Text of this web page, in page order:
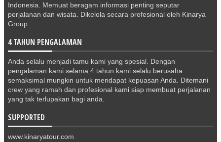
Indonesia. Memuat beragam informasi penting seputar
perjalanan dan wisata. Dikelola secara profesional oleh Kinarya
Group.
4 TAHUN PENGALAMAN
Anda selalu menjadi tamu kami yang spesial. Dengan
pengalaman kami selama 4 tahun kami selalu berusaha
semaksimal mungkin untuk mendapat kepuasan Anda. Ditemani
crew yang ramah dan profesional kami siap membuat perjalanan
yang tak terlupakan bagi anda.
SUPPORTED
www.kinaryatour.com